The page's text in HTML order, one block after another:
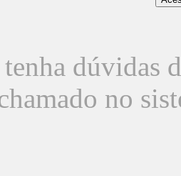
dúvidas
no